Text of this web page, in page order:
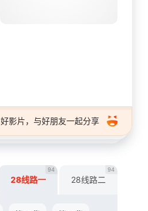
好影片，与好朋友一起分享
28线路一
94
28线路二
94